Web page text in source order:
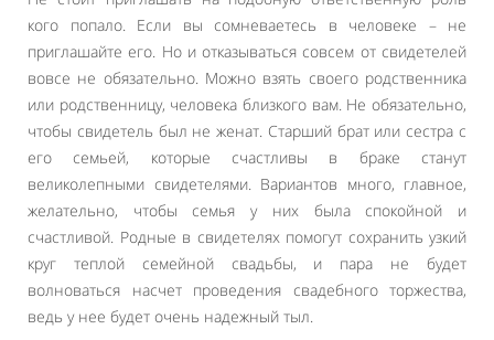
кого попало. Если вы сомневаетесь в человеке – не
приглашайте его. Но и отказываться совсем от свидетелей
вовсе не обязательно. Можно взять своего родственника
или родственницу, человека близкого вам. Не обязательно,
чтобы свидетель был не женат. Старший брат или сестра с
его семьей, которые счастливы в браке станут
великолепными свидетелями. Вариантов много, главное,
желательно, чтобы семья у них была спокойной и
счастливой. Родные в свидетелях помогут сохранить узкий
круг теплой семейной свадьбы, и пара не будет
волноваться насчет проведения свадебного торжества,
ведь у нее будет очень надежный тыл.